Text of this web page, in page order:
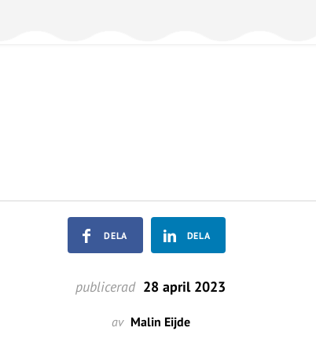
DELA DELA
publicerad 28 april 2023
av Malin Eijde